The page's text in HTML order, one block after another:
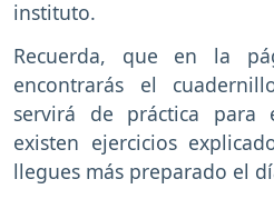
instituto.
Recuerda, que en la
encontrarás el
servirá de práctica para
existen ejercicios
llegues más preparado el